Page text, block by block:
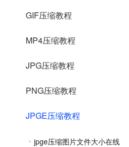
GIF压缩教程
MP4压缩教程
JPG压缩教程
PNG压缩教程
JPGE压缩教程
jpge压缩图片文件大小在线